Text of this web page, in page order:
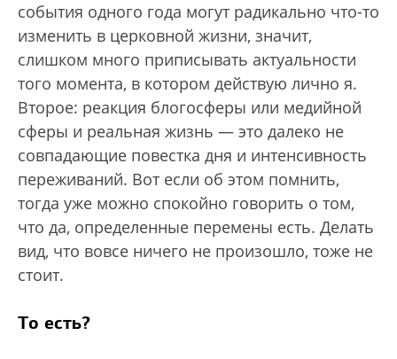
события одного года могут радикально что-то
изменить в церковной жизни, значит,
слишком много приписывать актуальности
того момента, в котором действую лично я.
Второе: реакция блогосферы или медийной
сферы и реальная жизнь — это далеко не
совпадающие повестка дня и интенсивность
переживаний. Вот если об этом помнить,
тогда уже можно спокойно говорить о том,
что да, определенные перемены есть. Делать
вид, что вовсе ничего не произошло, тоже не
стоит.
То есть?